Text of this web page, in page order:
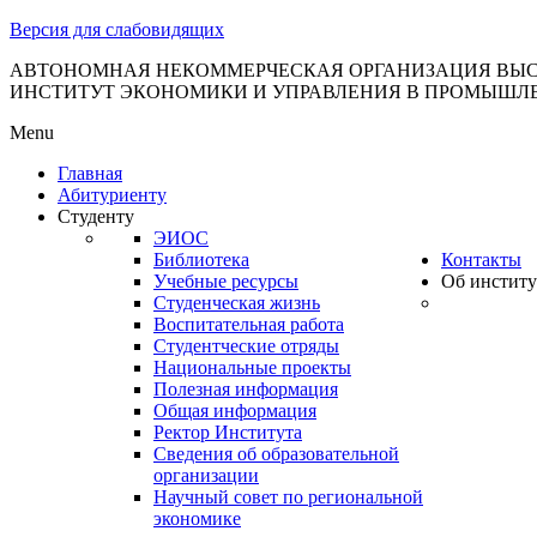
Версия для слабовидящих
АВТОНОМНАЯ НЕКОММЕРЧЕСКАЯ ОРГАНИЗАЦИЯ
ИНСТИТУТ ЭКОНОМИКИ И УПРАВЛЕНИЯ В
Menu
Главная
Абитуриенту
Студенту
ЭИОС
Библиотека
Учебные ресурсы
Студенческая жизнь
Воспитательная работа
Студентческие отряды
Национальные проекты
Полезная информация
Контакты
Об
Общая информация
Ректор Института
Сведения об образовательной
организации
Научный совет по региональной
экономике